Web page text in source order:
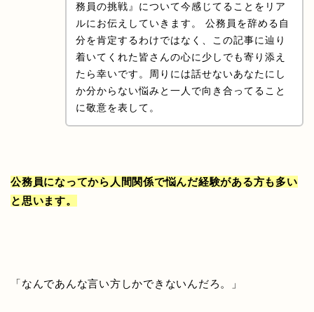
務員の挑戦』について今感じてることをリア
ルにお伝えしていきます。 公務員を辞める自
分を肯定するわけではなく、この記事に辿り
着いてくれた皆さんの心に少しでも寄り添え
たら幸いです。周りには話せないあなたにし
か分からない悩みと一人で向き合ってること
に敬意を表して。
公務員になってから人間関係で悩んだ経験がある方も多い
と思います。
「なんであんな言い方しかできないんだろ。」